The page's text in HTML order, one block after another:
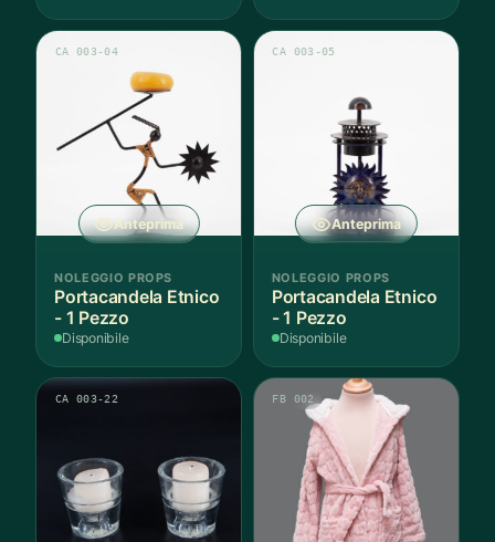
Anteprima
CA 003-04
NOLEGGIO PROPS
Portacandela Etnico
- 1 Pezzo
Disponibile
Anteprima
CA 003-05
NOLEGGIO PROPS
Portacandela Etnico
- 1 Pezzo
Disponibile
CA 003-22 FB 002